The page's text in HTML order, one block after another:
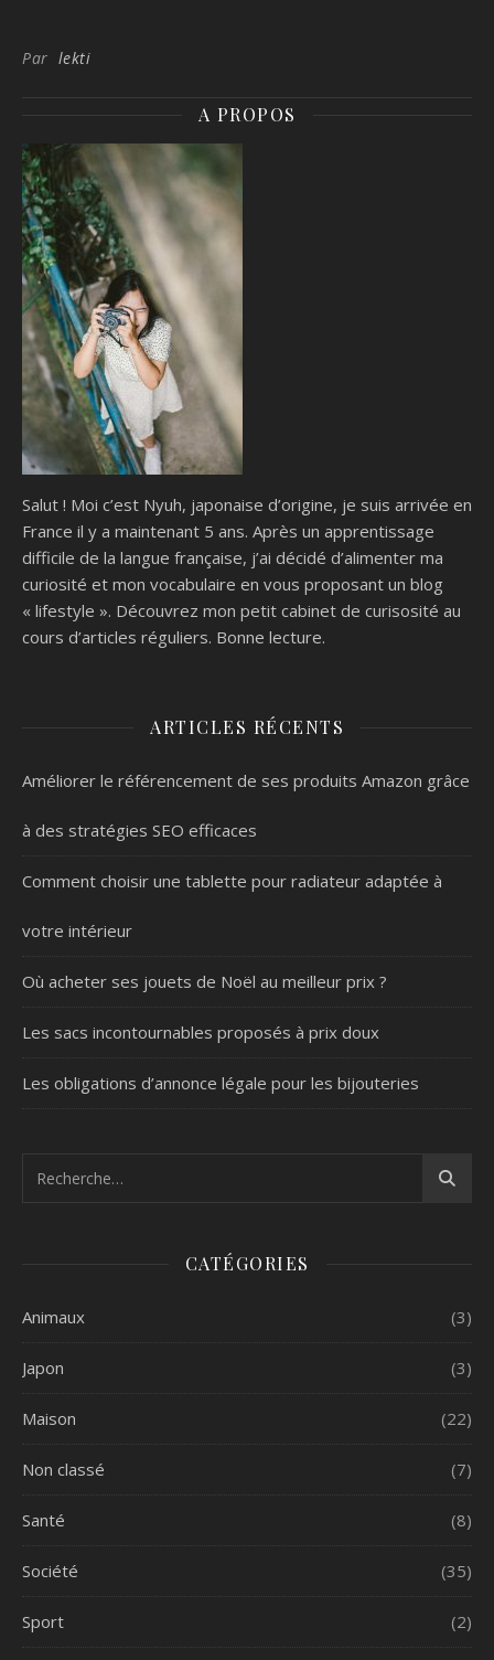
Par lekti
A PROPOS
Salut ! Moi c’est Nyuh, japonaise d’origine, je suis arrivée en
France il y a maintenant 5 ans. Après un apprentissage
difficile de la langue française, j’ai décidé d’alimenter ma
curiosité et mon vocabulaire en vous proposant un blog
« lifestyle ». Découvrez mon petit cabinet de curisosité au
cours d’articles réguliers. Bonne lecture.
ARTICLES RÉCENTS
Améliorer le référencement de ses produits Amazon grâce
à des stratégies SEO efficaces
Comment choisir une tablette pour radiateur adaptée à
votre intérieur
Où acheter ses jouets de Noël au meilleur prix ?
Les sacs incontournables proposés à prix doux
Les obligations d’annonce légale pour les bijouteries
CATÉGORIES
Animaux (3)
Japon (3)
Maison (22)
Non classé (7)
Santé (8)
Société (35)
Sport (2)